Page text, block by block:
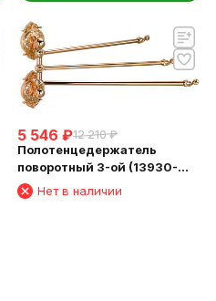
5 546 ₽12 210 ₽
Полотенцедержатель
поворотный 3-ой (13930-
3/GOLD)
Нет в наличии